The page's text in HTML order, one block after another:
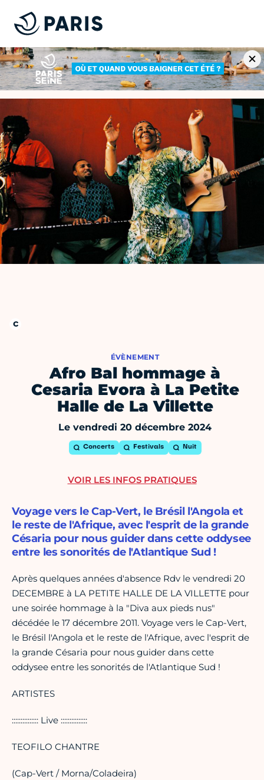
ÉVÈNEMENT
Afro Bal hommage à
Cesaria Evora à La Petite
Halle de La Villette
Le vendredi 20 décembre 2024
Concerts Festivals Nuit
Voyage vers le Cap-Vert, le Brésil l'Angola et
le reste de l'Afrique, avec l'esprit de la grande
Césaria pour nous guider dans cette oddysee
entre les sonorités de l'Atlantique Sud !
Après quelques années d'absence Rdv le vendredi 20
DECEMBRE à LA PETITE HALLE DE LA VILLETTE pour
une soirée hommage à la "Diva aux pieds nus"
décédée le 17 décembre 2011. Voyage vers le Cap-Vert,
le Brésil l'Angola et le reste de l'Afrique, avec l'esprit de
la grande Césaria pour nous guider dans cette
oddysee entre les sonorités de l'Atlantique Sud !
ARTISTES
::::::::::::::: Live :::::::::::::::
TEOFILO CHANTRE
(Cap-Vert / Morna/Coladeira)
VOIR LES INFOS PRATIQUES